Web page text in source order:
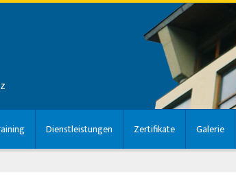
Dienstleistungen Zertifikate Galerie